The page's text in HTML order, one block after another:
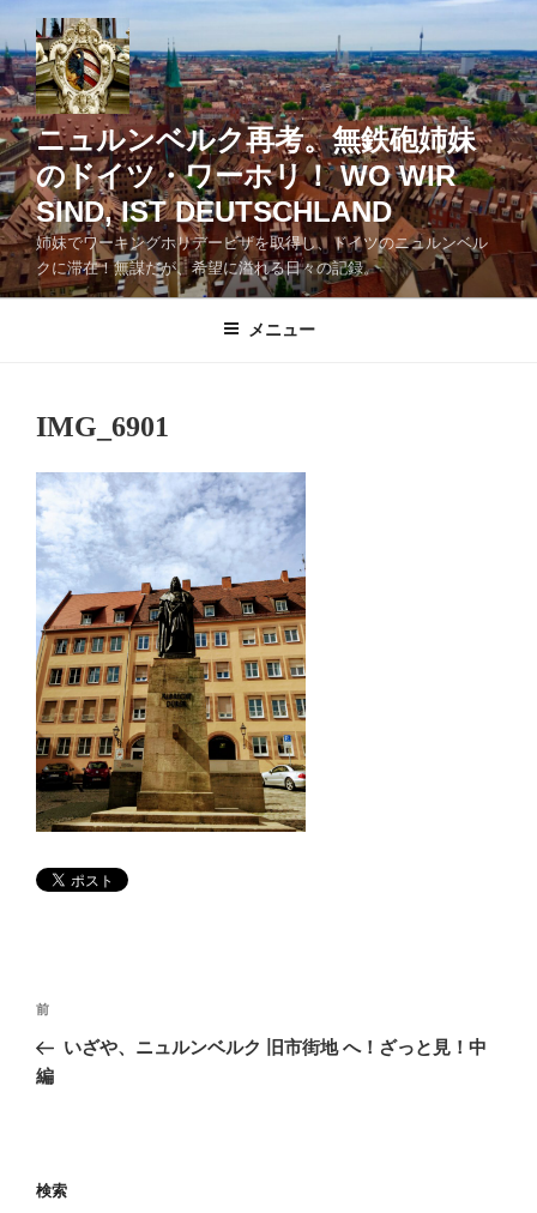
コ
ン
テ
ン
ツ
へ
ス
キ
ッ
プ
ニュルンベルク再考。無鉄砲姉妹
のドイツ・ワーホリ！ WO WIR
SIND, IST DEUTSCHLAND
姉妹でワーキングホリデービザを取得し、ドイツのニュルンベル
クに滞在！無謀だが、希望に溢れる日々の記録。
メニュー
IMG_6901
投
ナ
シ
前
の
投
前
いざや、ニュルンベルク 旧市街地 へ！ざっと見！中
編
検索